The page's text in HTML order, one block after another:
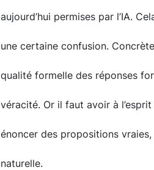
aujourd’hui permises par l’IA.
une certaine confusion.
qualité formelle des réponses
véracité. Or il faut avoir à
énoncer des propositions
naturelle.